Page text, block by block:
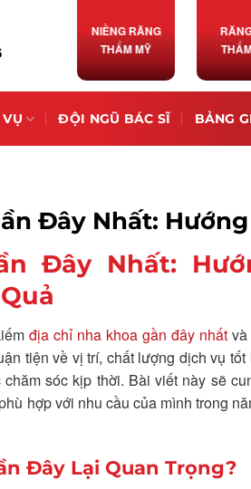
NIỀNG RĂNG
THẨM MỸ
ĐỘI NGŨ BÁC SĨ BẢNG
Đây Nhất:
Đây Nhất:
địa chỉ nha khoa gần đây nhấtvà
tiện về vị trí, chất lượng dịch vụ
sóc kịp thời. Bài viết này sẽ
hợp với nhu cầu của mình trong
Đây Lại Quan Trọng?